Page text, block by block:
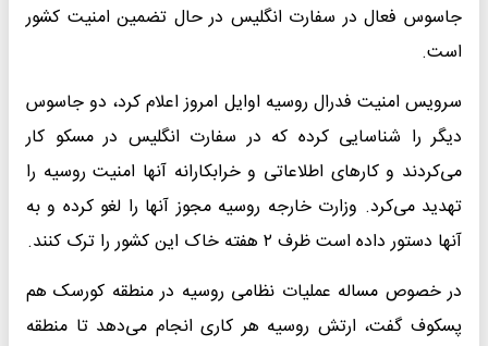
جاسوس فعال در سفارت انگلیس در حال تضمین امنیت کشور
است.
سرویس امنیت فدرال روسیه اوایل امروز اعلام کرد، دو جاسوس
دیگر را شناسایی کرده که در سفارت انگلیس در مسکو کار
می‌کردند و کارهای اطلاعاتی و خرابکارانه آنها امنیت روسیه را
تهدید می‌کرد. وزارت خارجه روسیه مجوز آنها را لغو کرده و به
آنها دستور داده است ظرف ۲ هفته خاک این کشور را ترک کنند.
در خصوص مساله عملیات نظامی روسیه در منطقه کورسک هم
پسکوف گفت، ارتش روسیه هر کاری انجام می‌دهد تا منطقه